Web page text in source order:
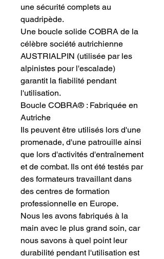
une sécurité complets au
quadripède.
Une boucle solide COBRA de la
célèbre société autrichienne
AUSTRIALPIN (utilisée par les
alpinistes pour l'escalade)
garantit la fiabilité pendant
l'utilisation.
Boucle COBRA® : Fabriquée en
Autriche
Ils peuvent être utilisés lors d'une
promenade, d'une patrouille ainsi
que lors d'activités d'entraînement
et de combat. Ils ont été testés par
des formateurs travaillant dans
des centres de formation
professionnelle en Europe.
Nous les avons fabriqués à la
main avec le plus grand soin, car
nous savons à quel point leur
durabilité pendant l'utilisation est